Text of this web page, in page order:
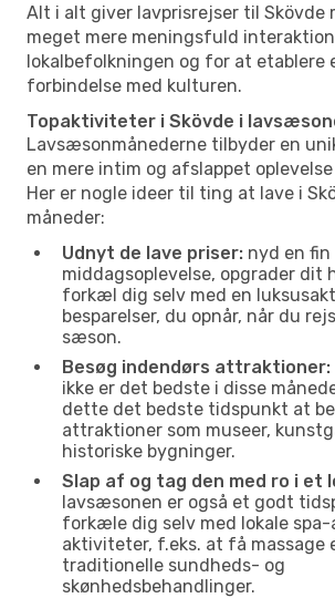
Alt i alt giver lavprisrejser til Skövde
meget mere meningsfuld
lokalbefolkningen og for at etablere
forbindelse med kulturen.
Topaktiviteter i Skövde i
Lavsæsonmånederne tilbyder en
en mere intim og afslappet
Her er nogle ideer til ting at lave i
måneder:
Udnyt de lave priser: nyd en fin
middagsoplevelse, opgrader dit
forkæl dig selv med en
besparelser, du opnår, når du
sæson.
Besøg indendørs attraktioner:
ikke er det bedste i disse
dette det bedste tidspunkt at
attraktioner som museer,
historiske bygninger.
Slap af og tag den med ro i et
lavsæsonen er også et godt
forkæle dig selv med lokale
aktiviteter, f.eks. at få massage
traditionelle sundheds- og
skønhedsbehandlinger.